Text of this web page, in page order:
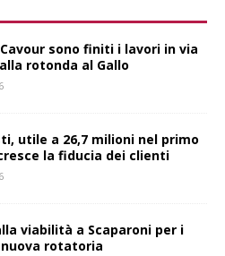
sono finiti i lavori in via
rotonda al Gallo
utile a 26,7 milioni nel primo
la fiducia dei clienti
viabilità a Scaparoni per i
rotatoria